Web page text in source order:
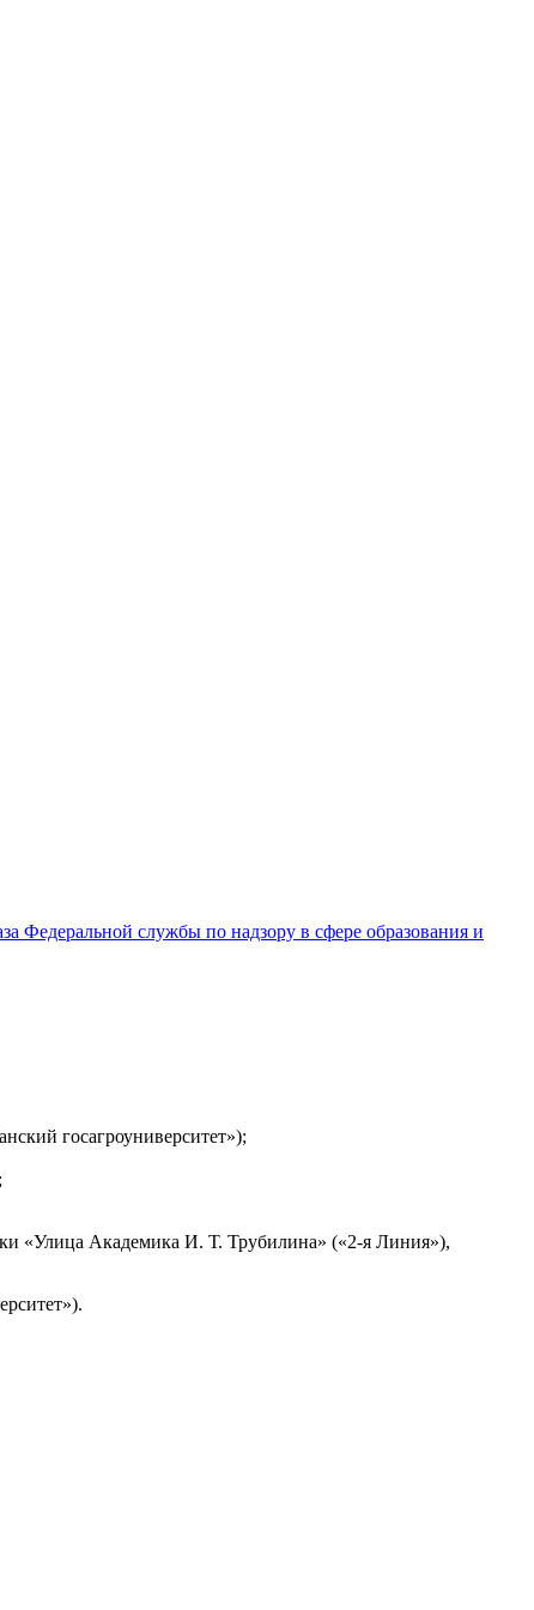
Федеральной службы по надзору в сфере образования и
госагроуниверситет»);
«Улица Академика И. Т. Трубилина» («2-я Линия»),